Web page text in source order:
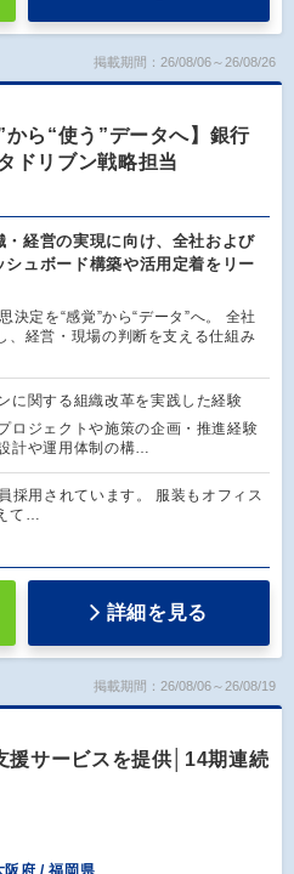
掲載期間：26/08/06～26/08/26
ら“使う”データへ】銀行
ドリブン戦略担当
経営の実現に向け、全社および
ュボード構築や活用定着をリー
決定を“感覚”から“データ”へ。 全社
、経営・現場の判断を支える仕組み
に関する組織改革を実践した経験
ロジェクトや施策の企画・推進経験
計や運用体制の構…
採用されています。 服装もオフィス
て…
詳細を見る
掲載期間：26/08/06～26/08/19
援サービスを提供│14期連続
阪府 / 福岡県